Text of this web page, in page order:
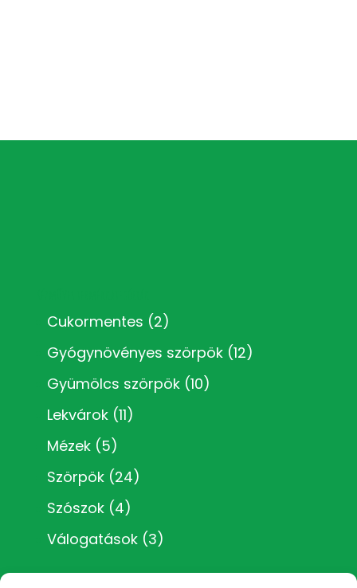
Cukormentes (2)
Gyógynövényes szörpök (12)
Gyümölcs szörpök (10)
Lekvárok (11)
Mézek (5)
Szörpök (24)
Szószok (4)
Válogatások (3)